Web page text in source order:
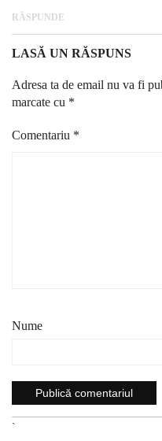
RĂSPUNDE
LASĂ UN RĂSPUNS
Adresa ta de email nu va fi
marcate cu *
Comentariu *
Nume
`